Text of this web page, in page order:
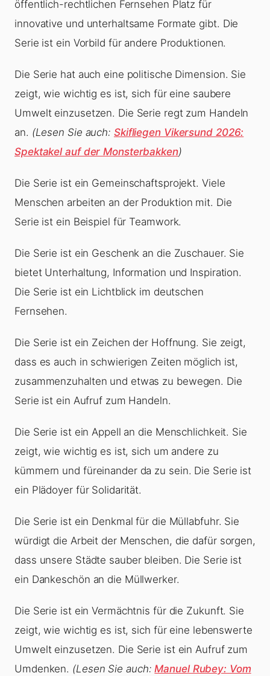
öffentlich-rechtlichen Fernsehen Platz für
innovative und unterhaltsame Formate gibt. Die
Serie ist ein Vorbild für andere Produktionen.
Die Serie hat auch eine politische Dimension. Sie
zeigt, wie wichtig es ist, sich für eine saubere
Umwelt einzusetzen. Die Serie regt zum Handeln
an. (Lesen Sie auch: Skifliegen Vikersund 2026:
Spektakel auf der Monsterbakken)
Die Serie ist ein Gemeinschaftsprojekt. Viele
Menschen arbeiten an der Produktion mit. Die
Serie ist ein Beispiel für Teamwork.
Die Serie ist ein Geschenk an die Zuschauer. Sie
bietet Unterhaltung, Information und Inspiration.
Die Serie ist ein Lichtblick im deutschen
Fernsehen.
Die Serie ist ein Zeichen der Hoffnung. Sie zeigt,
dass es auch in schwierigen Zeiten möglich ist,
zusammenzuhalten und etwas zu bewegen. Die
Serie ist ein Aufruf zum Handeln.
Die Serie ist ein Appell an die Menschlichkeit. Sie
zeigt, wie wichtig es ist, sich um andere zu
kümmern und füreinander da zu sein. Die Serie ist
ein Plädoyer für Solidarität.
Die Serie ist ein Denkmal für die Müllabfuhr. Sie
würdigt die Arbeit der Menschen, die dafür sorgen,
dass unsere Städte sauber bleiben. Die Serie ist
ein Dankeschön an die Müllwerker.
Die Serie ist ein Vermächtnis für die Zukunft. Sie
zeigt, wie wichtig es ist, sich für eine lebenswerte
Umwelt einzusetzen. Die Serie ist ein Aufruf zum
Umdenken. (Lesen Sie auch:Manuel Rubey: Vom